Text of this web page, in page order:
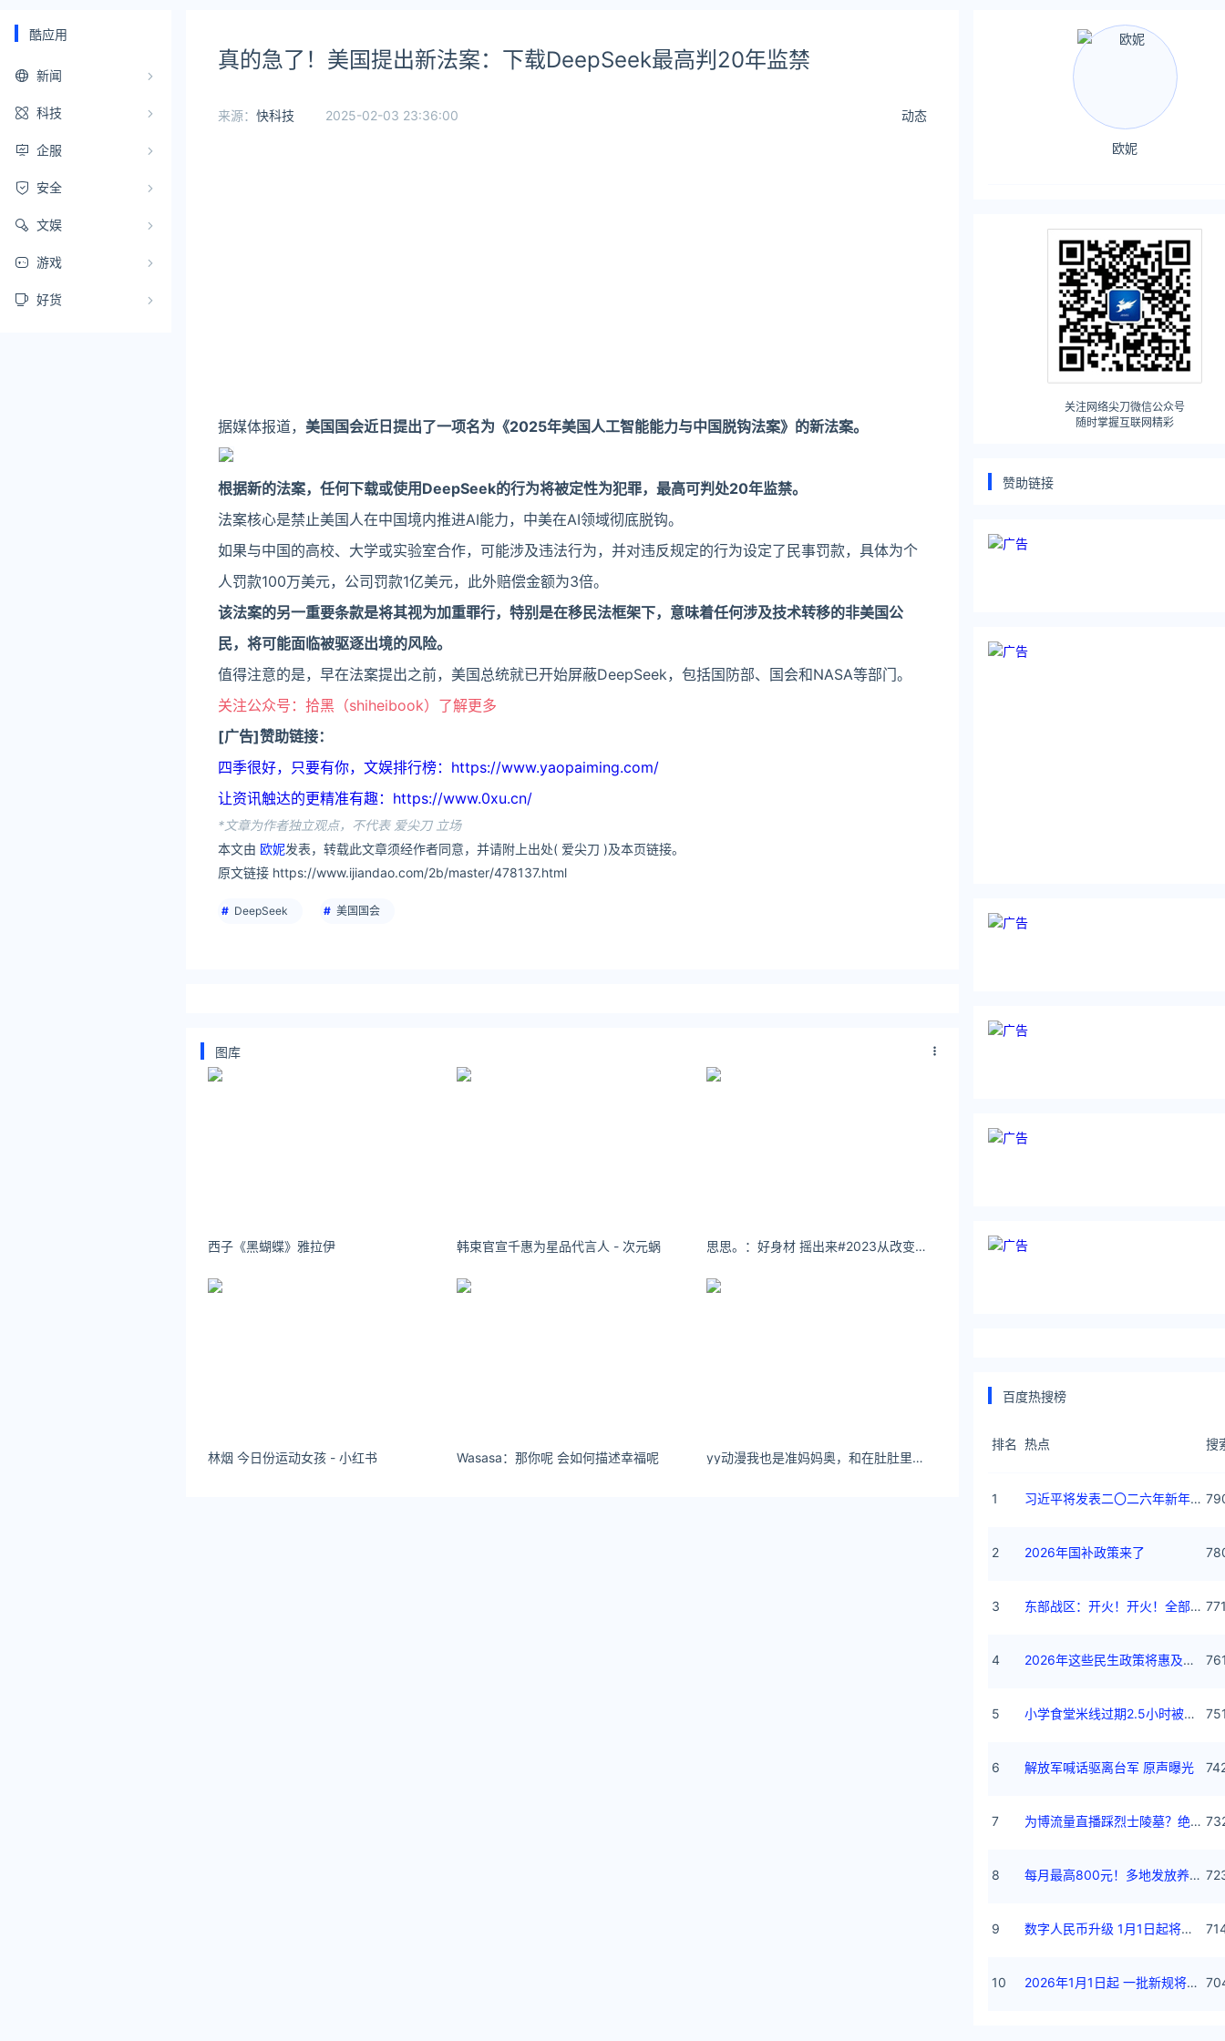
酷应用
新闻
科技
企服
安全
文娱
游戏
好货
真的急了！美国提出新法案：下载DeepSeek最高判20年监禁
动态
来源： 快科技 2025-02-03 23:36:00
据媒体报道， 美国国会近日提出了一项名为《2025年美国人工智能能力与中国脱钩法案》的新法案。
根据新的法案，任何下载或使用DeepSeek的行为将被定性为犯罪，最高可判处20年监禁。
法案核心是禁止美国人在中国境内推进AI能力，中美在AI领域彻底脱钩。
如果与中国的高校、大学或实验室合作，可能涉及违法行为，并对违反规定的行为设定了民事罚款，具体为个
人罚款100万美元，公司罚款1亿美元，此外赔偿金额为3倍。
该法案的另一重要条款是将其视为加重罪行，特别是在移民法框架下，意味着任何涉及技术转移的非美国公
民，将可能面临被驱逐出境的风险。
值得注意的是，早在法案提出之前，美国总统就已开始屏蔽DeepSeek，包括国防部、国会和NASA等部门。
关注公众号：拾黑（shiheibook）了解更多
[广告]赞助链接：
四季很好，只要有你，文娱排行榜：https://www.yaopaiming.com/
让资讯触达的更精准有趣：https://www.0xu.cn/
*文章为作者独立观点，不代表 爱尖刀 立场
本文由 欧妮发表，转载此文章须经作者同意，并请附上出处( 爱尖刀 )及本页链接。
原文链接 https://www.ijiandao.com/2b/master/478137.html
DeepSeek 美国国会
图库
西子《黑蝴蝶》雅拉伊 韩束官宣千惠为星品代言人 - 次元蜗 思思。：好身材 摇出来#2023从改变自己开始 #大长腿 #小蛮腰
林烟 今日份运动女孩 - 小红书 Wasasa：那你呢 会如何描述幸福呢 yy动漫我也是准妈妈奥，和在肚肚里的大宝贝一起过第一个母亲节
欧妮
关注网络尖刀微信公众号
随时掌握互联网精彩
赞助链接
百度热搜榜
排名 热点 搜
1 习近平将发表二〇二六年新年贺词
2 2026年国补政策来了
3 东部战区：开火！开火！全部命中！
4 2026年这些民生政策将惠及百姓
5 小学食堂米线过期2.5小时被罚5万
6 解放军喊话驱离台军 原声曝光
7 为博流量直播踩烈士陵墓？绝不姑息
8 每月最高800元！多地发放养老消费券
9 数字人民币升级 1月1日起将计付利息
10 2026年1月1日起 一批新规将施行